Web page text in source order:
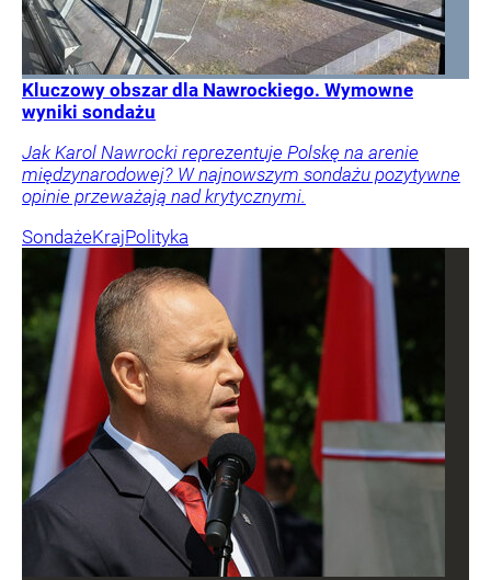
Kluczowy obszar dla Nawrockiego. Wymowne
wyniki sondażu
Jak Karol Nawrocki reprezentuje Polskę na arenie
międzynarodowej? W najnowszym sondażu pozytywne
opinie przeważają nad krytycznymi.
SondażeKrajPolityka